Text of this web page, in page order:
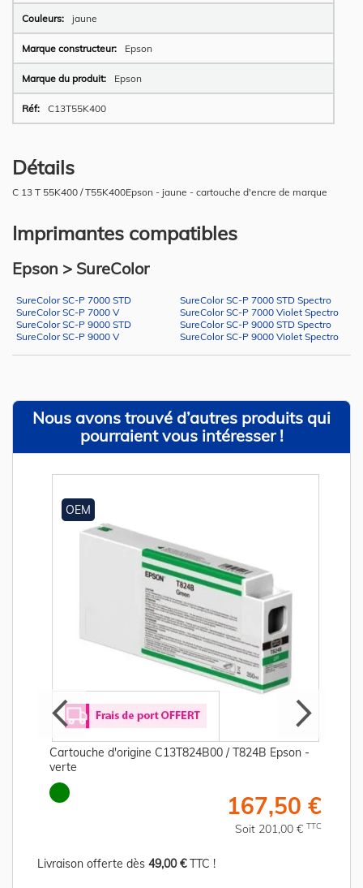
jaune
Epson
Epson
C13T55K400
Détails
C 13 T 55K400 / T55K400Epson - jaune - cartouche d'encre de marque
Imprimantes compatibles
Epson > SureColor
SureColor SC-P 7000 STD
SureColor SC-P 7000 STD Spectro
SureColor SC-P 7000 V
SureColor SC-P 7000 Violet Spectro
SureColor SC-P 9000 STD
SureColor SC-P 9000 STD Spectro
SureColor SC-P 9000 V
SureColor SC-P 9000 Violet Spectro
Nous avons trouvé d’autres produits qui
pourraient vous intéresser !
OEM
Cartouche d'origine C13T824B00 / T824B Epson -
verte
167,50 €
Soit 201,00 € TTC
Livraison offerte dès 49,00 €TTC !